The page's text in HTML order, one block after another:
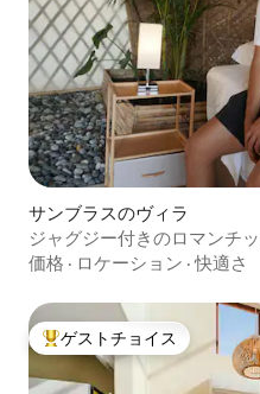
サンブラスのヴィラ
ジャグジー付きのロマンチ
価格 · ロケーション ·快適さ
大好評のゲストチョイスで
ゲストチョイス